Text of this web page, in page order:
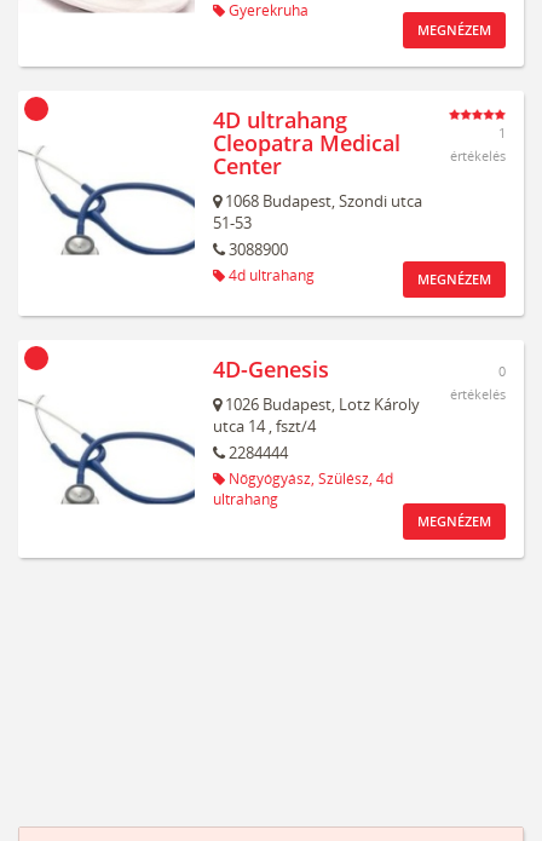
Gyerekruha
MEGNÉZEM
4D ultrahang
Cleopatra Medical
Center
1068 Budapest,Szondi utca
51-53
3088900
4d ultrahang
1
értékelés
MEGNÉZEM
4D-Genesis
1026 Budapest, Lotz Károly
utca 14, fszt/4
2284444
Nőgyógyász, Szülész, 4d
ultrahang
0
értékelés
MEGNÉZEM